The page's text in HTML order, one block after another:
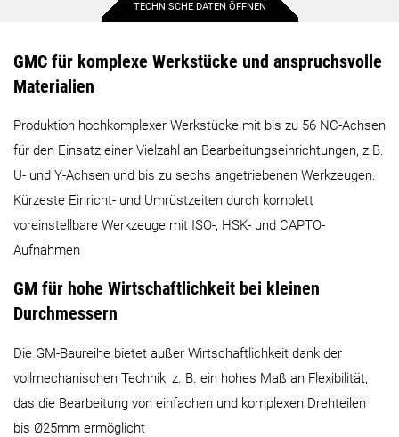
Max. Stangendurchlass
Max. Verfahrweg X-Achse
Max. Verfahrweg Z-Achse
16 mm
28 mm
45 mm
25 mm
42 mm
50 mm
TECHNISCHE DATEN ÖFFNEN
GMC für komplexe Werkstücke und anspruchsvolle
Materialien
Produktion hochkomplexer Werkstücke mit bis zu 56 NC-Achsen
für den Einsatz einer Vielzahl an Bearbeitungseinrichtungen, z.B.
U- und Y-Achsen und bis zu sechs angetriebenen Werkzeugen.
Kürzeste Einricht- und Umrüstzeiten durch komplett
voreinstellbare Werkzeuge mit ISO-, HSK- und CAPTO-
Aufnahmen
GM für hohe Wirtschaftlichkeit bei kleinen
Durchmessern
Die GM-Baureihe bietet außer Wirtschaftlichkeit dank der
vollmechanischen Technik, z. B. ein hohes Maß an Flexibilität,
das die Bearbeitung von einfachen und komplexen Drehteilen
bis Ø25mm ermöglicht